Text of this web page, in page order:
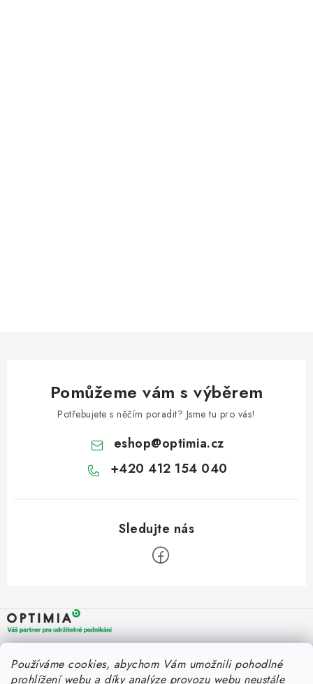
Používáme cookies, abychom Vám umožnili pohodlné
prohlížení webu a díky analýze provozu webu neustále
Pomůžeme vám s výběrem
Potřebujete s něčím poradit? Jsme tu pro vás!
eshop@optimia.cz
+420 412 154 040
á
p
a
OPTIMIA BPO s.r.o.
Holýšovská 2923/4
Rychlý kontakt